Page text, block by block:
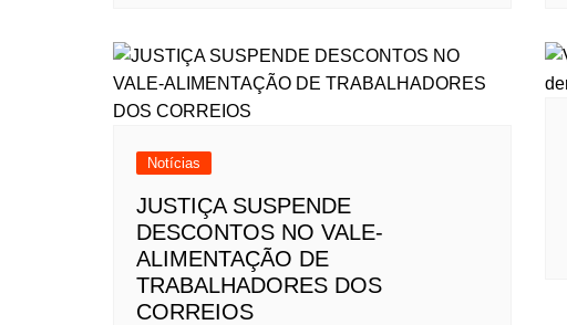
Notícias
JUSTIÇA SUSPENDE
DESCONTOS NO VALE-
ALIMENTAÇÃO DE
TRABALHADORES DOS
CORREIOS